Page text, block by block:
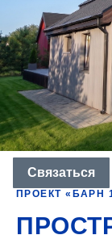
Связаться
ПРОЕКТ «БАРН